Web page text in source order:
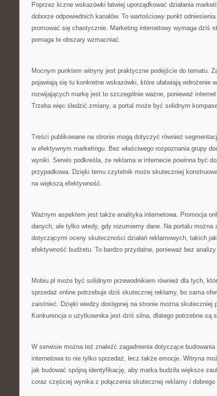
Poprzez liczne wskazówki łatwiej uporządkować działania
doborze odpowiednich kanałów. To wartościowy punkt
promować się chaotycznie. Marketing internetowy wymaga dziś
pomaga te obszary wzmacniać.
Mocnym punktem witryny jest praktyczne podejście do tematu.
pojawiają się tu konkretne wskazówki, które ułatwiają wdrożenie
rozwijających markę jest to szczególnie ważne, ponieważ
Trzeba więc śledzić zmiany, a portal może być solidnym
Treści publikowane na stronie mogą dotyczyć również
w efektywnym marketingu. Bez właściwego rozpoznania grupy
wyniki. Serwis podkreśla, że reklama w internecie powinna być
przypadkowa. Dzięki temu czytelnik może skuteczniej
na większą efektywność.
Ważnym aspektem jest także analityka internetowa. Promocja
danych, ale tylko wtedy, gdy rozumiemy dane. Na portalu można
dotyczącymi oceny skuteczności działań reklamowych, takich
efektywność budżetu. To bardzo przydatne, ponieważ bez
Mobiu.pl może być solidnym przewodnikiem również dla tych,
sprzedaż online potrzebuje dziś skutecznej reklamy, bo sama
zaistnieć. Dzięki wiedzy dostępnej na stronie można skuteczniej
Konkurencja o użytkownika jest dziś silna, dlatego potrzebne są
W serwisie można też znaleźć zagadnienia dotyczące
internetowa to nie tylko sprzedaż, lecz także emocje. Witryna
jak budować spójną identyfikację, aby marka budziła większe
coraz częściej wynika z połączenia skutecznej reklamy i dobrego